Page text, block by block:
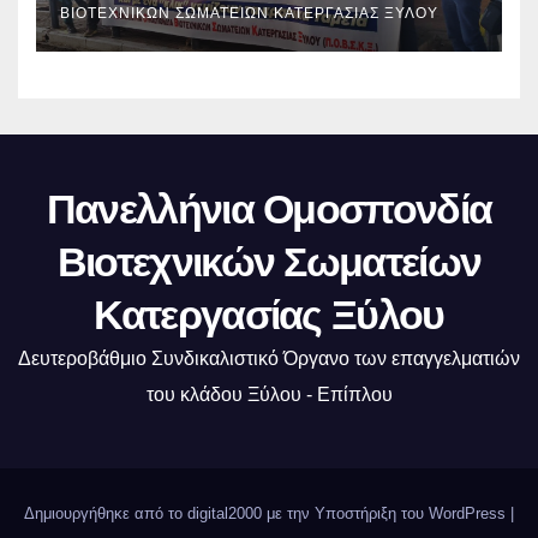
ΒΙΟΤΕΧΝΙΚΏΝ ΣΩΜΑΤΕΊΩΝ ΚΑΤΕΡΓΑΣΊΑΣ ΞΎΛΟΥ
Πανελλήνια Ομοσπονδία
Βιοτεχνικών Σωματείων
Κατεργασίας Ξύλου
Δευτεροβάθμιο Συνδικαλιστικό Όργανο των επαγγελματιών
του κλάδου Ξύλου - Επίπλου
Δημιουργήθηκε από το digital2000 με την Υποστήριξη του WordPress